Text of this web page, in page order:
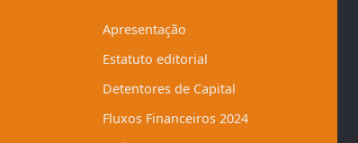
Apresentação
Estatuto editorial
Detentores de Capital
Fluxos Financeiros 2024